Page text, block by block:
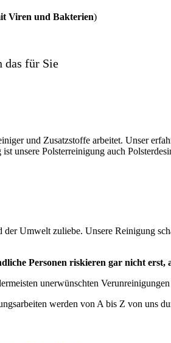
Viren und Bakterien)
das für Sie
und Zusatzstoffe arbeitet. Unser
unsere Polsterreinigung auch
Umwelt zuliebe. Unsere Reinigung
Personen riskieren gar nicht erst,
unerwünschten
werden von A bis Z von uns